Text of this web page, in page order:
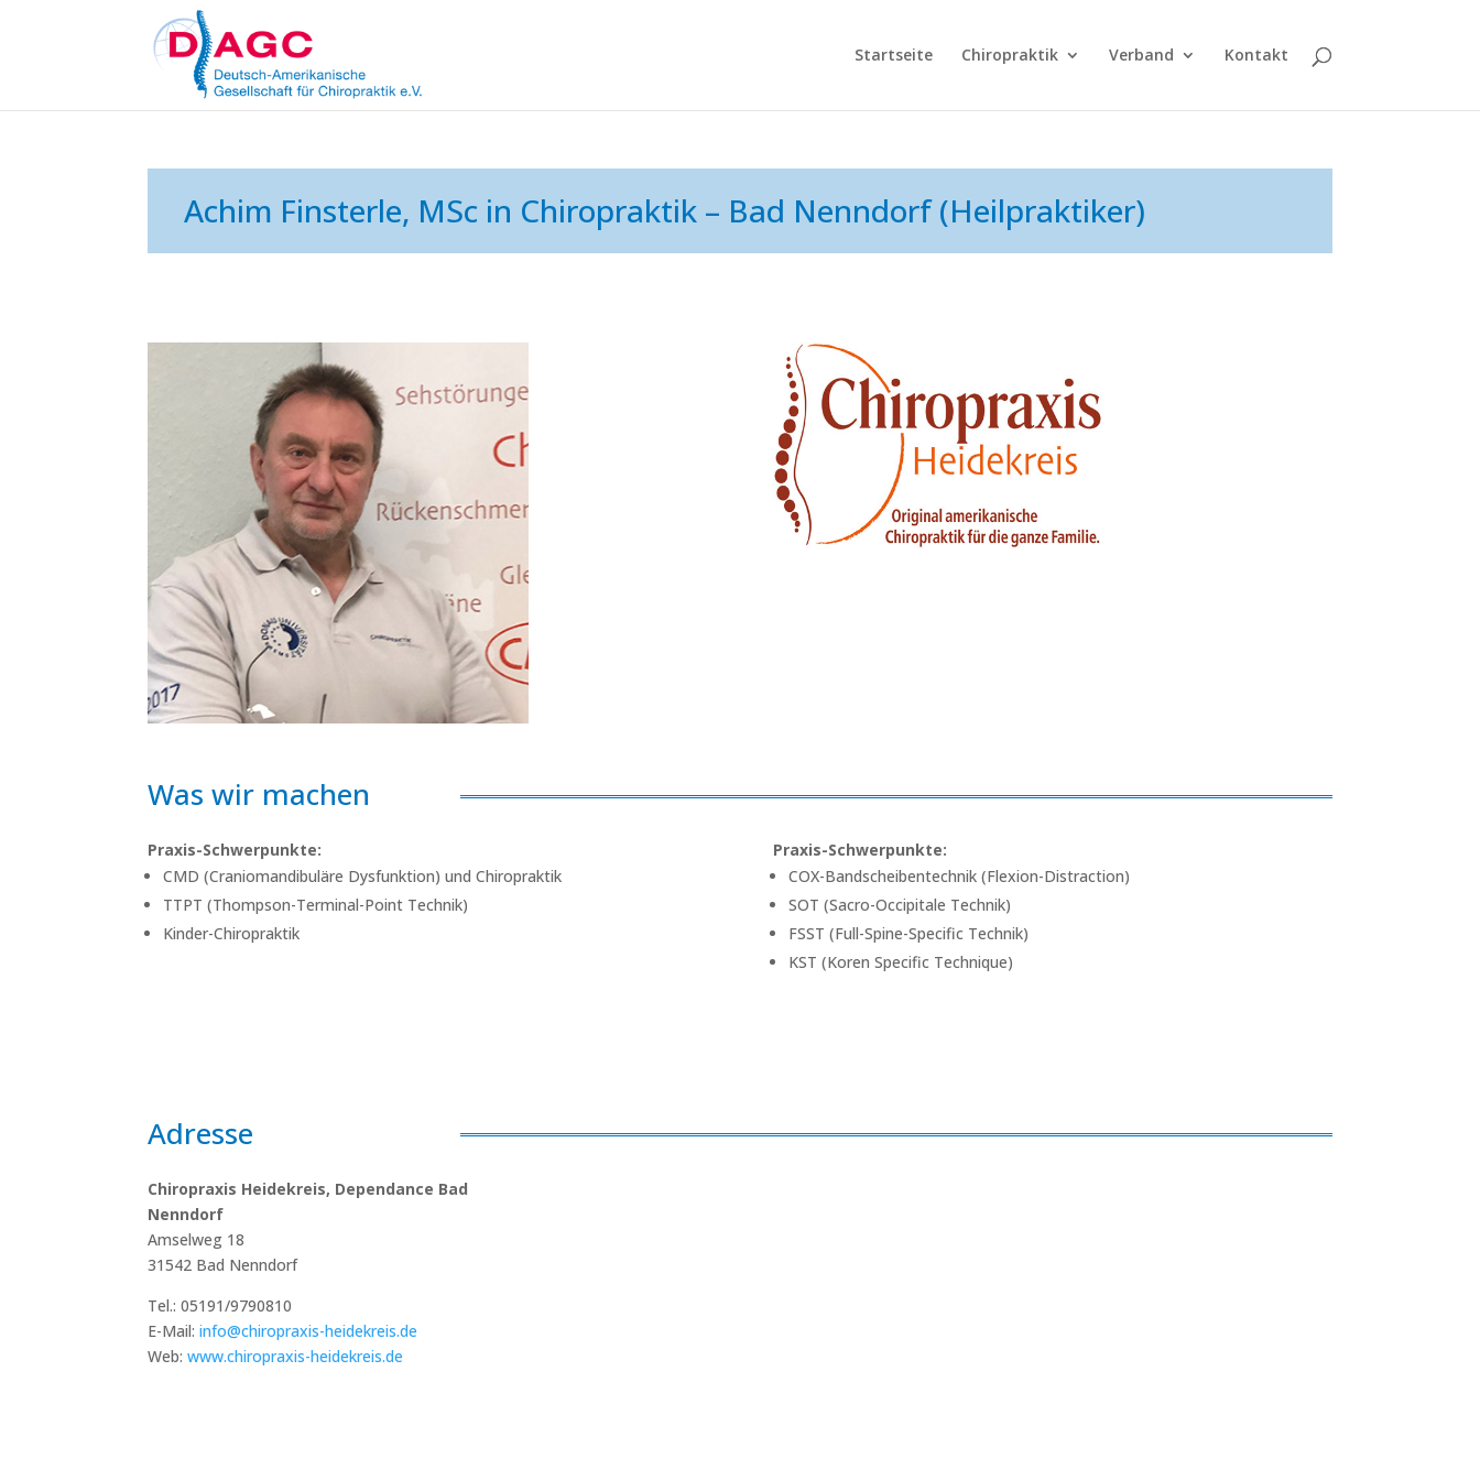
Startseite Chiropraktik Verband Kontakt
Achim Finsterle, MSc in Chiropraktik – Bad Nenndorf (Heilpraktiker)
Was wir machen
Praxis-Schwerpunkte:
CMD (Craniomandibuläre Dysfunktion) und Chiropraktik
TTPT (Thompson-Terminal-Point Technik)
Kinder-Chiropraktik
Praxis-Schwerpunkte:
COX-Bandscheibentechnik (Flexion-Distraction)
SOT (Sacro-Occipitale Technik)
FSST (Full-Spine-Specific Technik)
KST (Koren Specific Technique)
Adresse
Chiropraxis Heidekreis, Dependance Bad
Nenndorf
Amselweg 18
31542 Bad Nenndorf
Tel.: 05191/9790810
E-Mail: info@chiropraxis-heidekreis.de
Web: www.chiropraxis-heidekreis.de